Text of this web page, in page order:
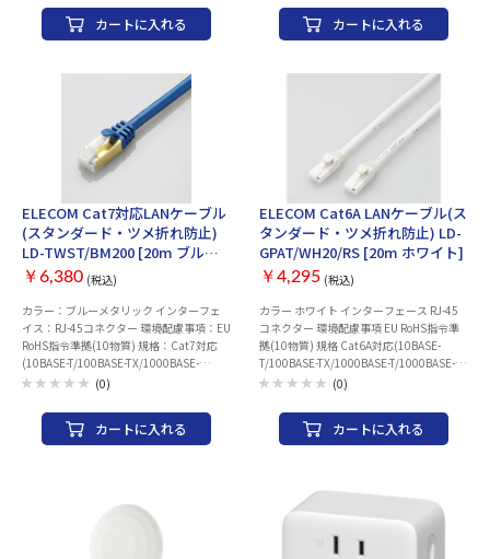
カートに入れる
IEEE802.11a/b/g/n/ac/ax 周波数：
2.4/5GHz 無線LAN速度(5GHz)：1201
Mbps 無線LAN速度(2.4GHz)：574 Mbps
2.4GHz帯：送受信 2本/5GHz帯：送受信
2本 ストリーム数：2ストリーム セキュリ
ティ規格： ・WPA ・WPA2 ・WPA3 有線
LAN(HUB)速度：10/100/1000Mbps 有線
LAN(HUB)ポート数：2 WPS：○ IPv6：○
ビームフォーミング：○ MU-MIMO：○
MIMO：○ 4K通信対応：○ 中継機能：○
バンドステアリング：○ メッシュWi-Fi：
○ VPNパススルー：○ ゲストポート：○
ホームネットワークセキュリティ対応：○
引越し機能：○ 幅x高さx奥行：
141x160x36.5 mm 重量：460 g
カートに入れる
ELECOM Cat7対応LANケーブル
(スタンダード・ツメ折れ防止)
LD-TWST/BM200 [20m ブルー
メタリック]
￥6,380 (税込)
カラー：ブルーメタリック インターフェ
イス：RJ-45コネクター 環境配慮事項：EU
RoHS指令準拠(10物質) 規格：Cat7対応
(10BASE-T/100BASE-TX/1000BASE-
T/1000BASE-TX/10GBASE-T)※Cat7対応
様。 伝送速度：10Gbps 伝送帯域：
600MHz ケーブル長：約20m ※コネク
ター含まず ケーブル太さ：約5.7mm 芯
ルド：有り(ScTP/2重フォイルテープシー
ルド仕様) 十字介材：× 外部シース（被
膜）材質：PVC レングスマーク付：× 導
体構成：ヨリ線(27AWG) コネクター有
(0)
カートに入れる
ELECOM Cat6A LANケーブル(ス
タンダード・ツメ折れ防止) LD-
GPAT/WH20/RS [20m ホワイト]
￥4,295 (税込)
カラー ホワイト インターフェース RJ-45
コネクター 環境配慮事項 EU RoHS指令準
拠(10物質) 規格 Cat6A対応(10BASE-
T/100BASE-TX/1000BASE-T/1000BASE-
TX/10GBASE-T対応) 伝送速度 10Gbps 伝
ネクター含まず ケーブル太さ 約6.5mm 芯
数 8芯 結線方式 ストレート結線 ヨリ対芯
線(ツイストペアケーブル) ○ シールド 無
リ線(24AWG) コネクター有無 両端コネク
ター付 モールド加工コネクター ○ スリム
コネクター ○ 爪折れ防止カバー付きコネ
クター ○ ケーブル巻き取り機能 × パッケ
(0)
カートに入れる